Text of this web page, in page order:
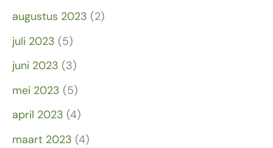
augustus 2023 (2)
juli 2023 (5)
juni 2023 (3)
mei 2023 (5)
april 2023 (4)
maart 2023 (4)